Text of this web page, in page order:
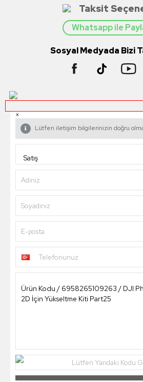
Taksit
Whatsapp ile
Sosyal Medyada Bizi
×
Lütfen iletişim bilgilerinizin doğru
Adınız
Soyadınız
E-posta
Telefonunuz
Lütfen Yandaki Kodu